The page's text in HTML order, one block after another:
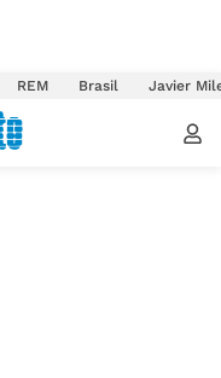
REM Brasil Javier